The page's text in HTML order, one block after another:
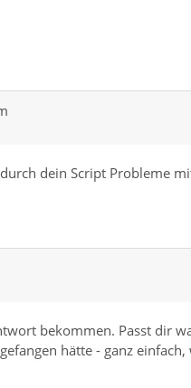
dein Script Probleme
bekommen. Passt dir
hätte - ganz